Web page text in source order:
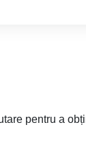
pentru a